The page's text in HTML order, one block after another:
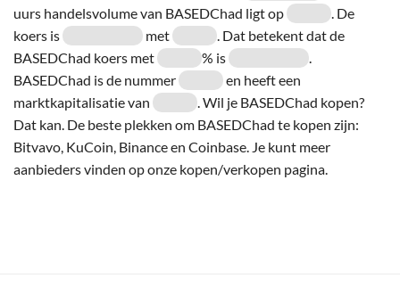
uurs handelsvolume van BASEDChad ligt op
. De
koers is
met
. Dat betekent dat de
BASEDChad koers met
% is
.
BASEDChad is de nummer
en heeft een
marktkapitalisatie van
. Wil je BASEDChad kopen?
Dat kan. De beste plekken om BASEDChad te kopen zijn:
Bitvavo, KuCoin, Binance en Coinbase. Je kunt meer
aanbieders vinden op onze kopen/verkopen pagina.